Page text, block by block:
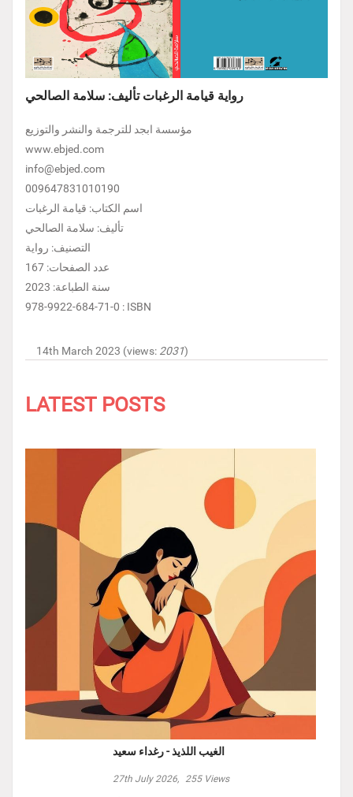
رواية قيامة الرغبات تأليف: سلامة الصالحي
مؤسسة ابجد للترجمة والنشر والتوزيع
www.ebjed.com
info@ebjed.com
009647831010190
اسم الكتاب: قيامة الرغبات
تأليف: سلامة الصالحي
التصنيف: رواية
عدد الصفحات: 167
سنة الطباعة: 2023
978-9922-684-71-0 : ISBN
14th March 2023 (views: 2031)
LATEST POSTS
الغيب اللذيذ - رغداء سعيد
27th July 2026, 255Views